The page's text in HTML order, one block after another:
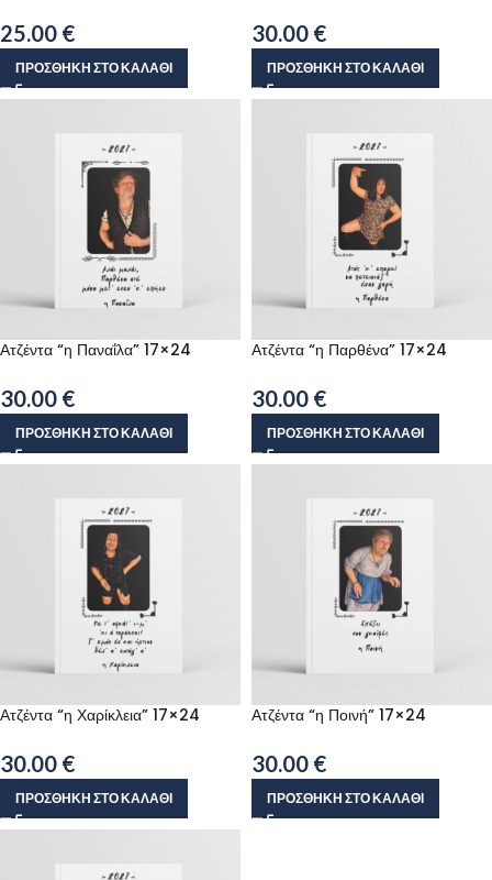
25.00 €
ΠΡΟΣΘΉΚΗ ΣΤΟ ΚΑΛΆΘΙ
30.00 €
ΠΡΟΣΘΉΚΗ ΣΤΟ ΚΑΛΆΘΙ
Ατζέντα “η Παναΐλα” 17×24
30.00 €
ΠΡΟΣΘΉΚΗ ΣΤΟ ΚΑΛΆΘΙ
Ατζέντα “η Παρθένα” 17×24
30.00 €
ΠΡΟΣΘΉΚΗ ΣΤΟ ΚΑΛΆΘΙ
Ατζέντα “η Χαρίκλεια” 17×24
30.00 €
ΠΡΟΣΘΉΚΗ ΣΤΟ ΚΑΛΆΘΙ
Ατζέντα “η Ποινή” 17×24
30.00 €
ΠΡΟΣΘΉΚΗ ΣΤΟ ΚΑΛΆΘΙ